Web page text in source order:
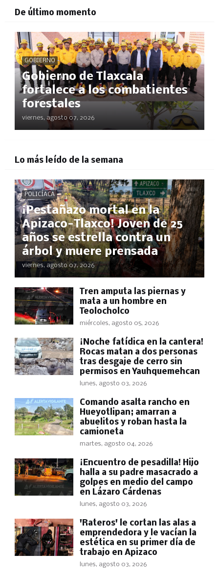
De último momento
GOBIERNO
Gobierno de Tlaxcala
fortalece a los combatientes
forestales
viernes, agosto 07, 2026
Lo más leído de la semana
POLICÍACA
¡Pestañazo mortal en la
Apizaco-Tlaxco! Joven de 25
años se estrella contra un
árbol y muere prensada
viernes, agosto 07, 2026
Tren amputa las piernas y
mata a un hombre en
Teolocholco
miércoles, agosto 05, 2026
​¡Noche fatídica en la cantera!
Rocas matan a dos personas
tras desgaje de cerro sin
permisos en Yauhquemehcan
lunes, agosto 03, 2026
Comando asalta rancho en
Hueyotlipan; amarran a
abuelitos y roban hasta la
camioneta
martes, agosto 04, 2026
​¡Encuentro de pesadilla! Hijo
halla a su padre masacrado a
golpes en medio del campo
en Lázaro Cárdenas
lunes, agosto 03, 2026
'Rateros' le cortan las alas a
emprendedora y le vacían la
estética en su primer día de
trabajo en Apizaco
lunes, agosto 03, 2026